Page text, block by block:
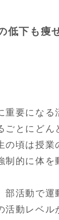
低下も痩
重要になる
ごとにどん
の頃は授業
制的に体を
部活動で運
活動レベル